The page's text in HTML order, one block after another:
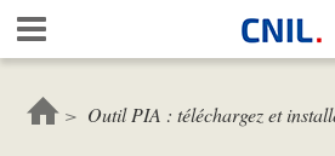
Aller
au
contenu
principal
Outil PIA : téléchargez et
Gestion de vos préférences sur les